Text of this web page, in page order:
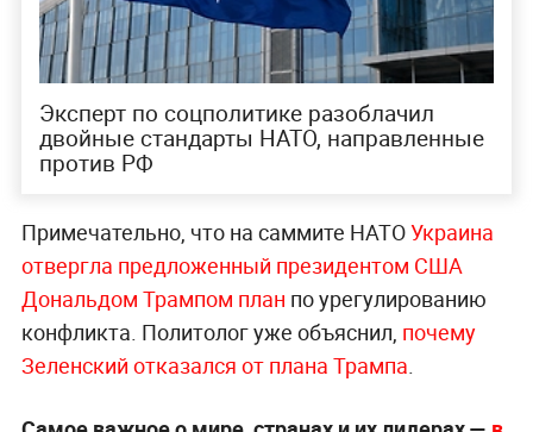
Эксперт по соцполитике разоблачил
двойные стандарты НАТО, направленные
против РФ
Примечательно, что на саммите НАТОУкраина
отвергла предложенный президентом США
Дональдом Трампом план по урегулированию
конфликта. Политолог уже объяснил, почему
Зеленский отказался от плана Трампа